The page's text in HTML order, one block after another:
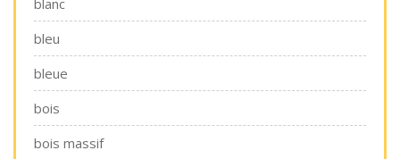
bleu
bleue
bois
bois massif